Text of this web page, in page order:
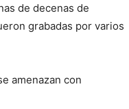
de decenas de
grabadas por varios
amenazan con